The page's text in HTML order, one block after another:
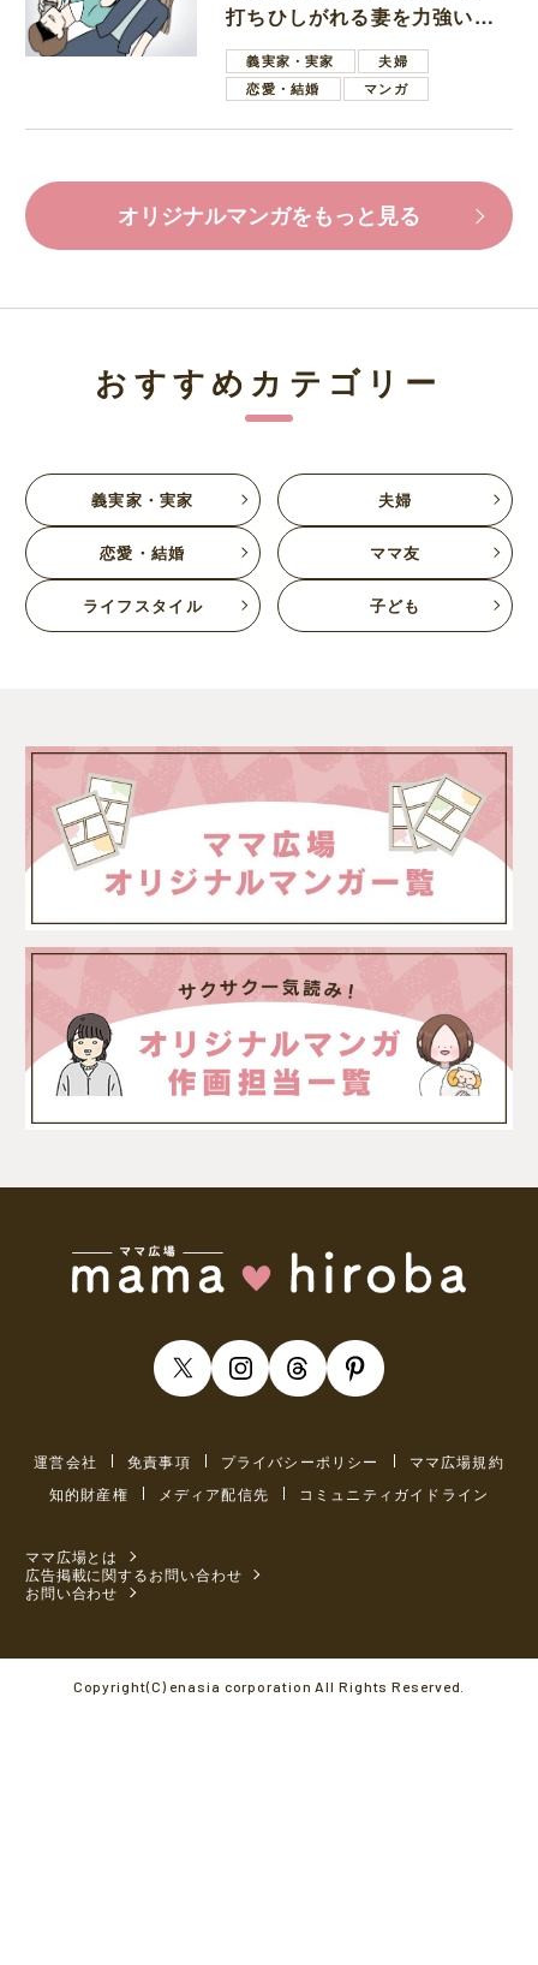
打ちひしがれる妻を力強い言
葉で励ます夫
義実家・実家
夫婦
恋愛・結婚
マンガ
オリジナルマンガをもっと見る
おすすめカテゴリー
義実家・実家 夫婦
恋愛・結婚 ママ友
ライフスタイル 子ども
運営会社 免責事項 プライバシーポリシー
ママ広場規約
知的財産権
メディア配信先 コミュニティガイドライン
ママ広場とは
広告掲載に関するお問い合わせ
お問い合わせ
Copyright(C) enasia corporation All Rights Reserved.